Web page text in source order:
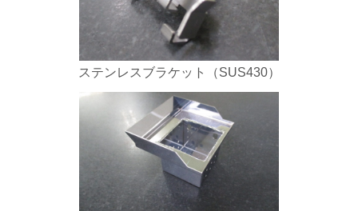
ステンレスブラケット（SUS430）